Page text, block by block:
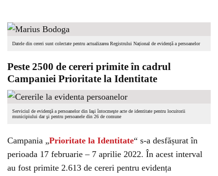
Datele din cereri sunt colectate pentru actualizarea Registrului Național de evidență a persoanelor
Peste 2500 de cereri primite în cadrul
Campaniei Prioritate la Identitate
Serviciul de evidenţă a persoanelor din Iaşi întocmeşte acte de identitate pentru locuitorii
municipiului dar şi pentru persoanele din 26 de comune
Campania „Prioritate la Identitate“ s-a desfășurat în
perioada 17 februarie – 7 aprilie 2022. În acest interval
au fost primite 2.613 de cereri pentru evidența